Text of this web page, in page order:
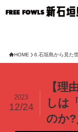
HOME 6.石垣島から見た
【理
しは
のか
2023
12/24